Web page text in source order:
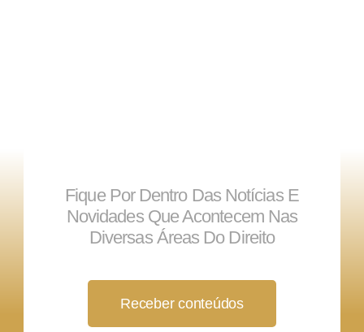
Fique Por Dentro Das Notícias E
Novidades Que Acontecem Nas
Diversas Áreas Do Direito
Receber conteúdos